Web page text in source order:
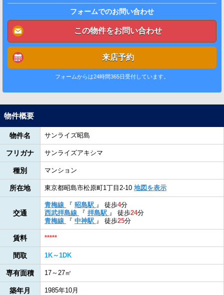
フォームでのお問い合わせ
この物件をお問い合わせ
来店予約
フォームからは24時間365日受付しています。
物件概要
物件名 サンライズ昭島
フリガナ サンライズアキシマ
種別 マンション
所在地 東京都昭島市松原町1丁目2-10 地図を表示
交通
青梅線 『 昭島駅 』 徒歩4分
西武拝島線
『 拝島駅 』 徒歩24分
青梅線
『 中神駅 』 徒歩25分
賃料 *****
間取 1K～1DK
専有面積 17～27㎡
築年月 1985年10月